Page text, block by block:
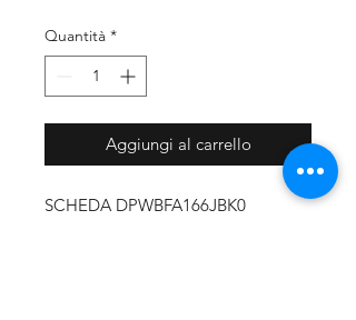
Quantità *
Aggiungi al carrello
SCHEDA DPWBFA166JBK0